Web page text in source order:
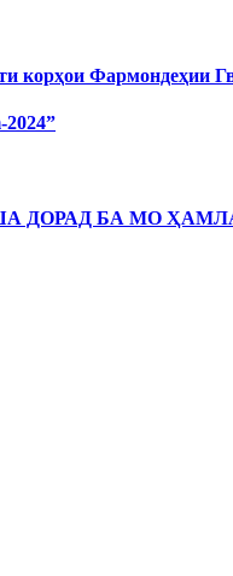
корҳои Фармондеҳии
ДОРАД БА МО